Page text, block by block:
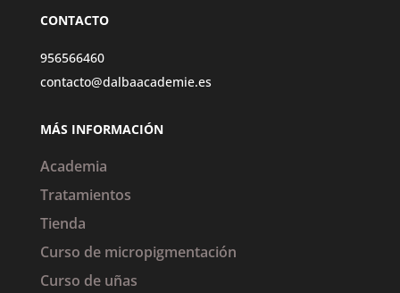
CONTACTO
956566460
contacto@dalbaacademie.es
MÁS INFORMACIÓN
Academia
Tratamientos
Tienda
Curso de micropigmentación
Curso de uñas